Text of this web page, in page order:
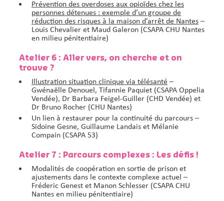
Prévention des overdoses aux opioïdes chez les
personnes détenues : exemple d’un groupe de
réduction des risques à la maison d’arrêt de Nantes –
Louis Chevalier et Maud Galeron (CSAPA CHU Nantes
en milieu pénitentiaire)
Atelier 6 : Aller vers, on cherche et on
trouve ?
Illustration situation clinique via télésanté –
Gwénaëlle Denouel, Tifannie Paquiet (CSAPA Oppelia
Vendée), Dr Barbara Feigel-Guiller (CHD Vendée) et
Dr Bruno Rocher (CHU Nantes)
Un lien à restaurer pour la continuité du parcours –
Sidoine Gesne, Guillaume Landais et Mélanie
Compain (CSAPA 53)
Atelier 7 : Parcours complexes : Les défis !
Modalités de coopération en sortie de prison et
ajustements dans le contexte complexe actuel –
Fréderic Genest et Manon Schlesser (CSAPA CHU
Nantes en milieu pénitentiaire)